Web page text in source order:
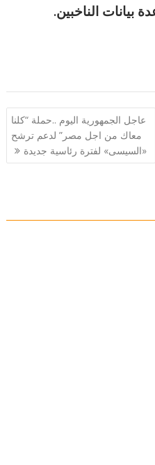
بيانات الناخبين.
عاجل الجمهورية اليوم ..حملة “كلنا
معاك من اجل مصر” لدعم ترشح
«السيسى» لفترة رئاسية جديدة